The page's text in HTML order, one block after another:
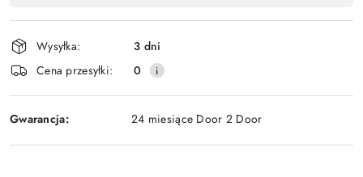
płatność
i
dostawa
Wysyłka:
3 dni
Cena przesyłki:
0
Gwarancja: 24 miesiące Door 2 Door